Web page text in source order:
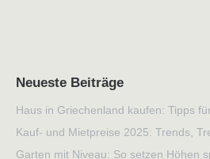
Neueste Beiträge
Haus in Griechenland kaufen: Tipps
Kauf- und Mietpreise 2025: Trends,
Garten mit Niveau: So setzen Höhen